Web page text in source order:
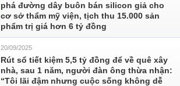
phá đường dây buôn bán silicon giả cho
cơ sở thẩm mỹ viện, tịch thu 15.000 sản
phẩm trị giá hơn 6 tỷ đồng
20/09/2025
Rút sổ tiết kiệm 5,5 tỷ đồng để về quê xây
nhà, sau 1 năm, người đàn ông thừa nhận:
“Tôi lãi đậm nhưng cuộc sống không dễ